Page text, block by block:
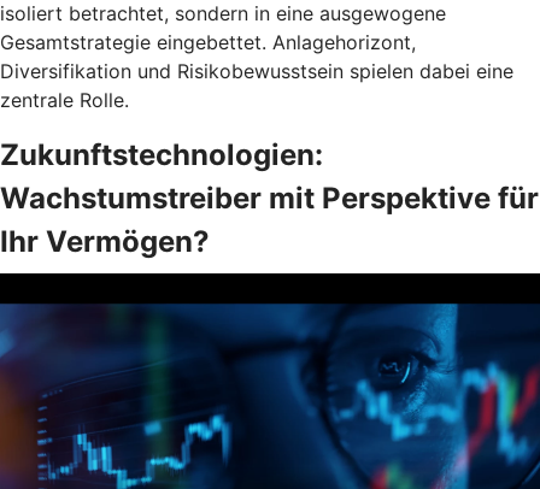
isoliert betrachtet, sondern in eine ausgewogene
Gesamtstrategie eingebettet. Anlagehorizont,
Diversifikation und Risikobewusstsein spielen dabei eine
zentrale Rolle.
Zukunftstechnologien:
Wachstumstreiber mit Perspektive für
Ihr Vermögen?